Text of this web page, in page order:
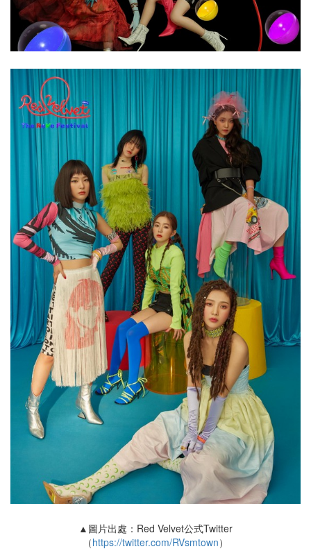
▲圖片出處：Red Velvet公式Twitter
（https://twitter.com/RVsmtown）